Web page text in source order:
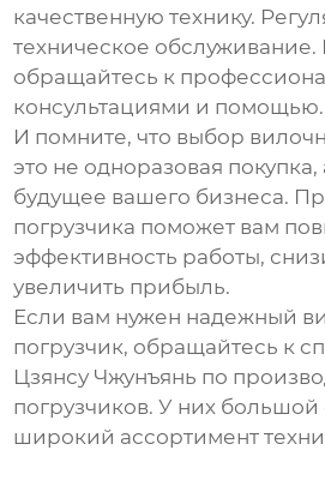
качественную технику.
техническое обслуживание.
обращайтесь к
консультациями и помощью.
И помните, что выбор
это не одноразовая
будущее вашего бизнеса.
погрузчика поможет вам
эффективность работы,
увеличить прибыль.
Если вам нужен надежный
погрузчик, обращайтесь к
Цзянсу Чжунъянь по
погрузчиков. У них большой
широкий ассортимент